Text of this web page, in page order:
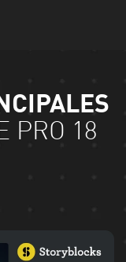
PRO 18